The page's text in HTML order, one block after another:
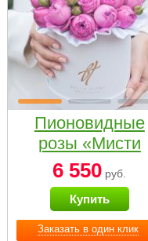
Заказать в один клик
Пионовидные
розы «Мисти
бабблс» в белой
коробке Small
6 550 руб.
Купить